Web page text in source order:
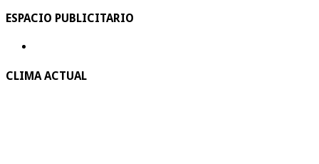
ESPACIO PUBLICITARIO
CLIMA ACTUAL